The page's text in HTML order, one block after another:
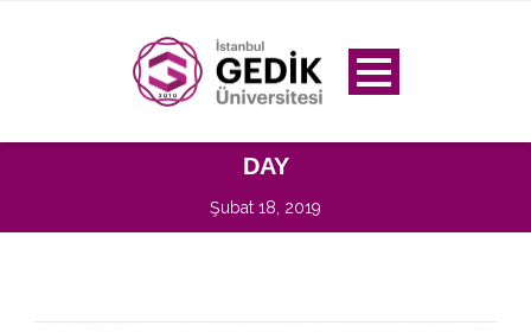
DAY
Şubat 18, 2019